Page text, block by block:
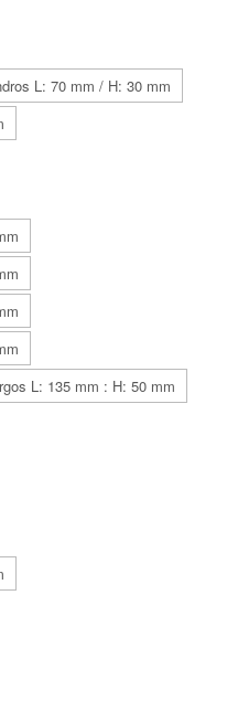
L: 70 mm / H: 30 mm
L: 135 mm : H: 50 mm